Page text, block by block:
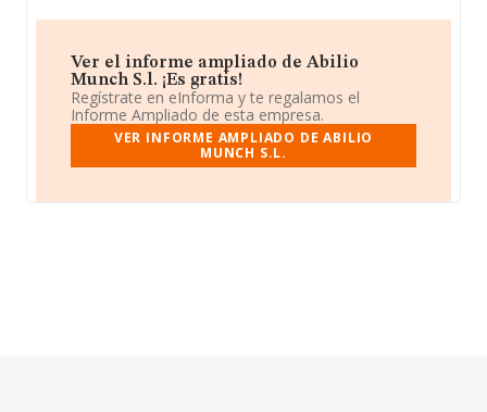
Ver el informe ampliado de Abilio
Munch S.l. ¡Es gratis!
Regístrate en eInforma y te regalamos el
Informe Ampliado de esta empresa.
VER INFORME AMPLIADO DE ABILIO
MUNCH S.L.